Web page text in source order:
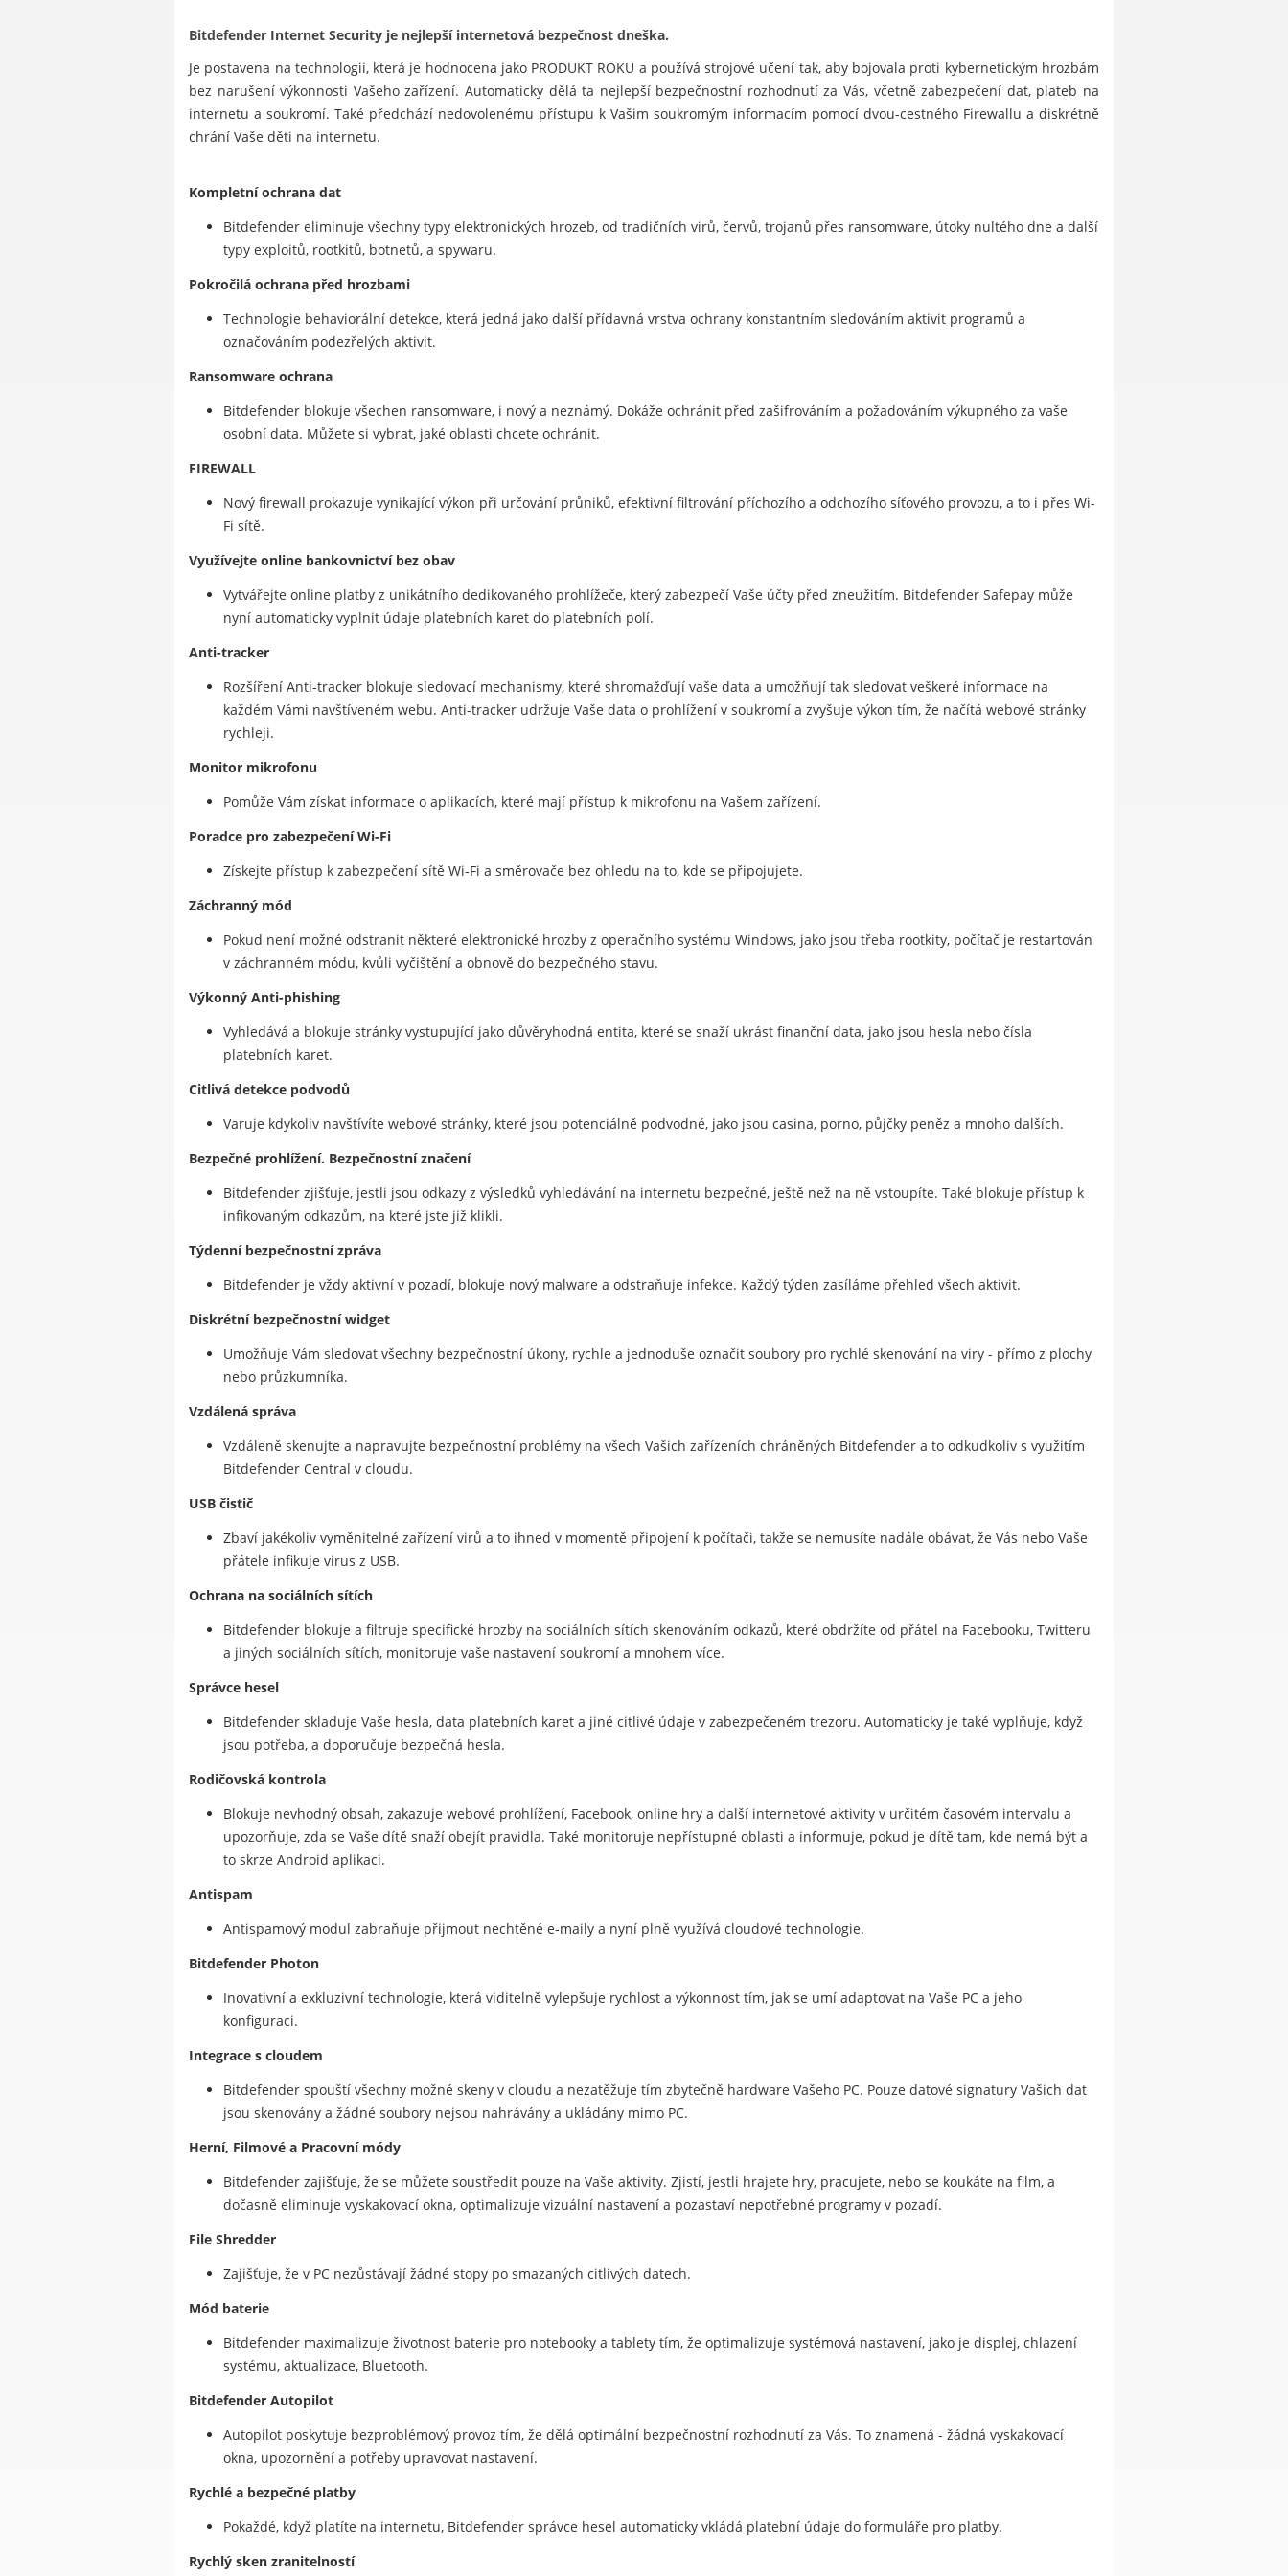
Bitdefender Internet Security je nejlepší internetová bezpečnost dneška.
Je postavena na technologii, která je hodnocena jako PRODUKT ROKU a používá strojové učení tak, aby bojovala proti kybernetickým hrozbám
bez narušení výkonnosti Vašeho zařízení. Automaticky dělá ta nejlepší bezpečnostní rozhodnutí za Vás, včetně zabezpečení dat, plateb na
internetu a soukromí. Také předchází nedovolenému přístupu k Vašim soukromým informacím pomocí dvou-cestného Firewallu a diskrétně
chrání Vaše děti na internetu.
Kompletní ochrana dat
Bitdefender eliminuje všechny typy elektronických hrozeb, od tradičních virů, červů, trojanů přes ransomware, útoky nultého dne a další
typy exploitů, rootkitů, botnetů, a spywaru.
Pokročilá ochrana před hrozbami
Technologie behaviorální detekce, která jedná jako další přídavná vrstva ochrany konstantním sledováním aktivit programů a
označováním podezřelých aktivit.
Ransomware ochrana
Bitdefender blokuje všechen ransomware, i nový a neznámý. Dokáže ochránit před zašifrováním a požadováním výkupného za vaše
osobní data. Můžete si vybrat, jaké oblasti chcete ochránit.
FIREWALL
Nový firewall prokazuje vynikající výkon při určování průniků, efektivní filtrování příchozího a odchozího síťového provozu, a to i přes Wi-
Fi sítě.
Využívejte online bankovnictví bez obav
Vytvářejte online platby z unikátního dedikovaného prohlížeče, který zabezpečí Vaše účty před zneužitím. Bitdefender Safepay může
nyní automaticky vyplnit údaje platebních karet do platebních polí.
Anti-tracker
Rozšíření Anti-tracker blokuje sledovací mechanismy, které shromažďují vaše data a umožňují tak sledovat veškeré informace na
každém Vámi navštíveném webu. Anti-tracker udržuje Vaše data o prohlížení v soukromí a zvyšuje výkon tím, že načítá webové stránky
rychleji.
Monitor mikrofonu
Pomůže Vám získat informace o aplikacích, které mají přístup k mikrofonu na Vašem zařízení.
Poradce pro zabezpečení Wi-Fi
Získejte přístup k zabezpečení sítě Wi-Fi a směrovače bez ohledu na to, kde se připojujete.
Záchranný mód
Pokud není možné odstranit některé elektronické hrozby z operačního systému Windows, jako jsou třeba rootkity, počítač je restartován
v záchranném módu, kvůli vyčištění a obnově do bezpečného stavu.
Výkonný Anti-phishing
Vyhledává a blokuje stránky vystupující jako důvěryhodná entita, které se snaží ukrást finanční data, jako jsou hesla nebo čísla
platebních karet.
Citlivá detekce podvodů
Varuje kdykoliv navštívíte webové stránky, které jsou potenciálně podvodné, jako jsou casina, porno, půjčky peněz a mnoho dalších.
Bezpečné prohlížení. Bezpečnostní značení
Bitdefender zjišťuje, jestli jsou odkazy z výsledků vyhledávání na internetu bezpečné, ještě než na ně vstoupíte. Také blokuje přístup k
infikovaným odkazům, na které jste již klikli.
Týdenní bezpečnostní zpráva
Bitdefender je vždy aktivní v pozadí, blokuje nový malware a odstraňuje infekce. Každý týden zasíláme přehled všech aktivit.
Diskrétní bezpečnostní widget
Umožňuje Vám sledovat všechny bezpečnostní úkony, rychle a jednoduše označit soubory pro rychlé skenování na viry - přímo z plochy
nebo průzkumníka.
Vzdálená správa
Vzdáleně skenujte a napravujte bezpečnostní problémy na všech Vašich zařízeních chráněných Bitdefender a to odkudkoliv s využitím
Bitdefender Central v cloudu.
USB čistič
Zbaví jakékoliv vyměnitelné zařízení virů a to ihned v momentě připojení k počítači, takže se nemusíte nadále obávat, že Vás nebo Vaše
přátele infikuje virus z USB.
Ochrana na sociálních sítích
Bitdefender blokuje a filtruje specifické hrozby na sociálních sítích skenováním odkazů, které obdržíte od přátel na Facebooku, Twitteru
a jiných sociálních sítích, monitoruje vaše nastavení soukromí a mnohem více.
Správce hesel
Bitdefender skladuje Vaše hesla, data platebních karet a jiné citlivé údaje v zabezpečeném trezoru. Automaticky je také vyplňuje, když
jsou potřeba, a doporučuje bezpečná hesla.
Rodičovská kontrola
Blokuje nevhodný obsah, zakazuje webové prohlížení, Facebook, online hry a další internetové aktivity v určitém časovém intervalu a
upozorňuje, zda se Vaše dítě snaží obejít pravidla. Také monitoruje nepřístupné oblasti a informuje, pokud je dítě tam, kde nemá být a
to skrze Android aplikaci.
Antispam
Antispamový modul zabraňuje přijmout nechtěné e-maily a nyní plně využívá cloudové technologie.
Bitdefender Photon
Inovativní a exkluzivní technologie, která viditelně vylepšuje rychlost a výkonnost tím, jak se umí adaptovat na Vaše PC a jeho
konfiguraci.
Integrace s cloudem
Bitdefender spouští všechny možné skeny v cloudu a nezatěžuje tím zbytečně hardware Vašeho PC. Pouze datové signatury Vašich dat
jsou skenovány a žádné soubory nejsou nahrávány a ukládány mimo PC.
Herní, Filmové a Pracovní módy
Bitdefender zajišťuje, že se můžete soustředit pouze na Vaše aktivity. Zjistí, jestli hrajete hry, pracujete, nebo se koukáte na film, a
dočasně eliminuje vyskakovací okna, optimalizuje vizuální nastavení a pozastaví nepotřebné programy v pozadí.
File Shredder
Zajišťuje, že v PC nezůstávají žádné stopy po smazaných citlivých datech.
Mód baterie
Bitdefender maximalizuje životnost baterie pro notebooky a tablety tím, že optimalizuje systémová nastavení, jako je displej, chlazení
systému, aktualizace, Bluetooth.
Bitdefender Autopilot
Autopilot poskytuje bezproblémový provoz tím, že dělá optimální bezpečnostní rozhodnutí za Vás. To znamená - žádná vyskakovací
okna, upozornění a potřeby upravovat nastavení.
Rychlé a bezpečné platby
Pokaždé, když platíte na internetu, Bitdefender správce hesel automaticky vkládá platební údaje do formuláře pro platby.
Rychlý sken zranitelností